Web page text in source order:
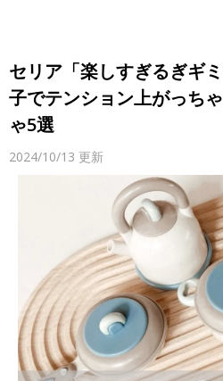
セリア「楽しすぎるぎギ
子でテンション上がっち
ゃ5選
2024/10/13 更新